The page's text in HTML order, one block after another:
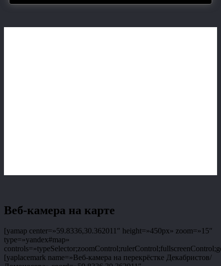
Веб-камера на карте
[yamap center=»59.8336,30.362011″ height=»450px» zoom=»15″
type=»yandex#map»
[yaplacemark name=»Веб-камера на перекрёстке Декабристов/